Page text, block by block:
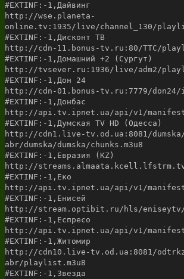
#EXTINF:-1,Дайвинг
http://wse.planeta-
online.tv:1935/live/channel_130/
#EXTINF:-1,Дисконт ТВ
http://cdn-11.bonus-tv.ru:80/TTC/
#EXTINF:-1,Домашний +2 (Сургут)
http://tvsever.ru:1936/live/adm2/
#EXTINF:-1,Дон 24
http://cdn-01.bonus-tv.ru:7779/don24/
#EXTINF:-1,Донбас
http://api.tv.ipnet.ua/api/v1/manifest/
#EXTINF:-1,Думская TV HD (Одесса)
http://cdn1.live-tv.od.ua:8081/dumska/
abr/dumska/dumska/chunks.m3u8
#EXTINF:-1,Евразия (KZ)
http://
#EXTINF:-1,Еко
http://api.tv.ipnet.ua/api/v1/manifest/
#EXTINF:-1,Енисей
http://stream.optibit.ru/hls/eniseytv/
#EXTINF:-1,Еспресо
http://api.tv.ipnet.ua/api/v1/manifest/
#EXTINF:-1,Житомир
http://cdn10.live-tv.od.ua:8081/
abr/playlist.m3u8
#EXTINF:-1,Звезда